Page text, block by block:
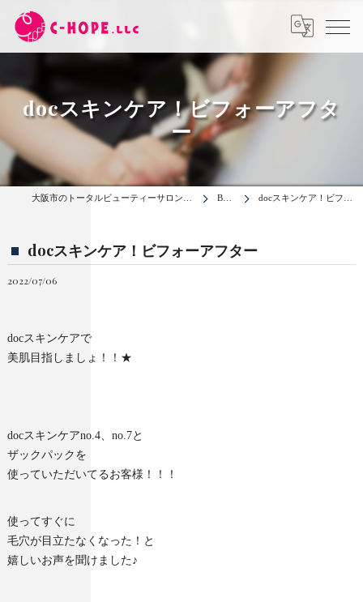
docスキンケア！ビフォーアフタ
ー
BLOG docスキンケア！ビフォーアフター
docスキンケア！ビフォーアフター
2022/07/06
docスキンケアで
美肌目指しましょ！！★
docスキンケアno.4、no.7と
ザックパックを
使っていただいてるお客様！！！
使ってすぐに
毛穴が目立たなくなった！と
嬉しいお声を聞けました♪